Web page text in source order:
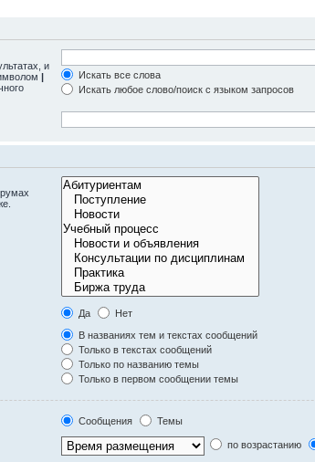
и
|
Искать все слова
Искать любое слово/поиск с языком запросов
Да
Нет
В названиях тем и текстах сообщений
Только в текстах сообщений
Только по названию темы
Только в первом сообщении темы
Сообщения
Темы
по возрастанию